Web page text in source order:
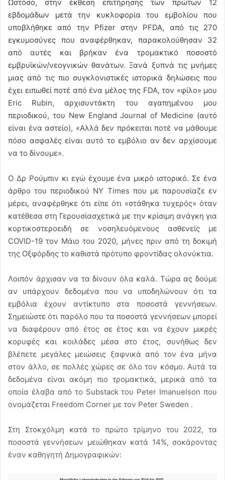
Ωστόσο, στην έκθεση επιτήρησης των πρώτων 12
εβδομάδων μετά την κυκλοφορία του εμβολίου που
υποβλήθηκε από την Pfizer στην PFDA, από τις 270
εγκυμοσύνες που αναφέρθηκαν, παρακολούθησαν 32
από αυτές και βρήκαν ένα τρομακτικό ποσοστό
εμβρυϊκών/νεογνικών θανάτων. Ξανά ξυπνά τις μνήμες
μιας από τις πιο συγκλονιστικές ιστορικά δηλώσεις που
έχει ειπωθεί ποτέ από ένα μέλος της FDA, τον «φίλο» μου
Eric Rubin, αρχισυντάκτη του αγαπημένου μου
περιοδικού, του New England Journal of Medicine (αυτό
είναι ένα αστείο), «Αλλά δεν πρόκειται ποτέ να μάθουμε
πόσο ασφαλές είναι αυτό το εμβόλιο αν δεν αρχίσουμε
να το δίνουμε».
Ο Δρ Ρούμπιν κι εγώ έχουμε ένα μικρό ιστορικό. Σε ένα
άρθρο του περιοδικού NY Times που με παρουσίαζε εν
μέρει, αναφέρθηκε ότι είπε ότι «στάθηκα τυχερός» όταν
κατέθεσα στη Γερουσίασχετικά με την κρίσιμη ανάγκη για
κορτικοστεροειδή σε νοσηλευόμενους ασθενείς με
COVID-19 τον Μάιο του 2020, μήνες πριν από τη δοκιμή
της Οξφόρδης το καθιστά πρότυπο φροντίδας ολονύκτια.
Λοιπόν άρχισαν να τα δίνουν όλα καλά. Τώρα ας δούμε
αν υπάρχουν δεδομένα που να υποδηλώνουν ότι τα
εμβόλια έχουν αντίκτυπο στα ποσοστά γεννήσεων.
Σημειώστε ότι παρόλο που τα ποσοστά γεννήσεων μπορεί
να διαφέρουν από έτος σε έτος και να έχουν μικρές
κορυφές και κοιλάδες μέσα στο έτος, συνήθως δεν
βλέπετε μεγάλες μειώσεις ξαφνικά από τον ένα μήνα
στον άλλο, σε πολλές χώρες σε όλο τον κόσμο. Αυτά τα
δεδομένα είναι ακόμη πιο τρομακτικά, μερικά από τα
οποία έλαβα από το Substack του Peter Imanuelson που
ονομάζεται Freedom Corner με τον Peter Sweden .
Στη Στοκχόλμη κατά το πρώτο τρίμηνο του 2022, τα
ποσοστά γεννήσεων μειώθηκαν κατά 14%, σοκάροντας
έναν καθηγητή Δημογραφικών: